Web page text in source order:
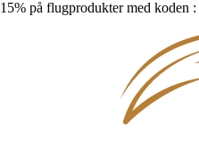
15% på flugprodukter med koden :